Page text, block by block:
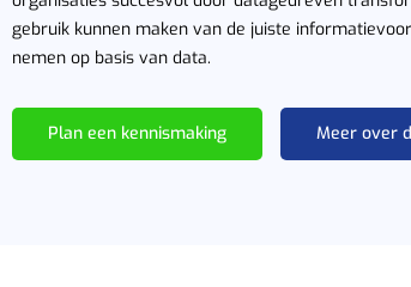
gebruik kunnen maken van de juiste
nemen op basis van data.
Plan een kennismaking Meer over